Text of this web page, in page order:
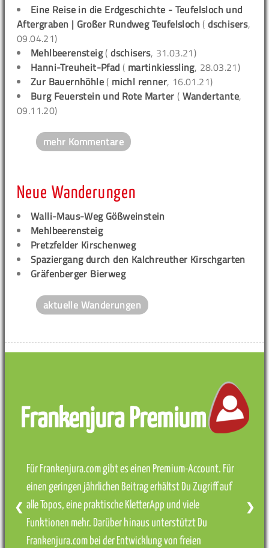
Eine Reise in die Erdgeschichte - Teufelsloch und
Aftergraben | Großer Rundweg Teufelsloch (dschisers,
09.04.21)
Mehlbeerensteig(dschisers, 31.03.21)
Hanni-Treuheit-Pfad ( martinkiessling, 28.03.21)
Zur Bauernhöhle ( michl renner, 16.01.21)
Burg Feuerstein und Rote Marter ( Wandertante,
09.11.20)
mehr Kommentare
Neue Wanderungen
Walli-Maus-Weg Gößweinstein
Mehlbeerensteig
Pretzfelder Kirschenweg
Spaziergang durch den Kalchreuther Kirschgarten
Gräfenberger Bierweg
aktuelle Wanderungen
Frankenjura Premium
Für Frankenjura.com gibt es einen Premium-Account. Für
einen geringen jährlichen Beitrag erhältst Du Zugriff auf
alle Topos, eine praktische KletterApp und viele
Funktionen mehr. Darüber hinaus unterstützt Du
Frankenjura.com bei der Entwicklung von freien
❮ ❯